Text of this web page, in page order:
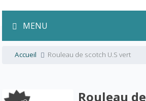
MENU
Accueil Rouleau de scotch U.S vert
Rouleau de